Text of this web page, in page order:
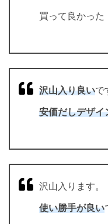
買って良かった
沢山入り良いで
安価だしデザイ
沢山入ります。
使い勝手が良い